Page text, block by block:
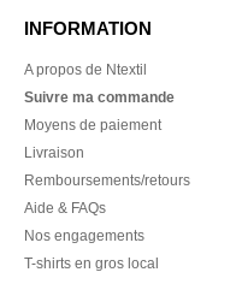
INFORMATION
A propos de Ntextil
Suivre ma commande
Moyens de paiement
Livraison
Remboursements/retours
Aide & FAQs
Nos engagements
T-shirts en gros local